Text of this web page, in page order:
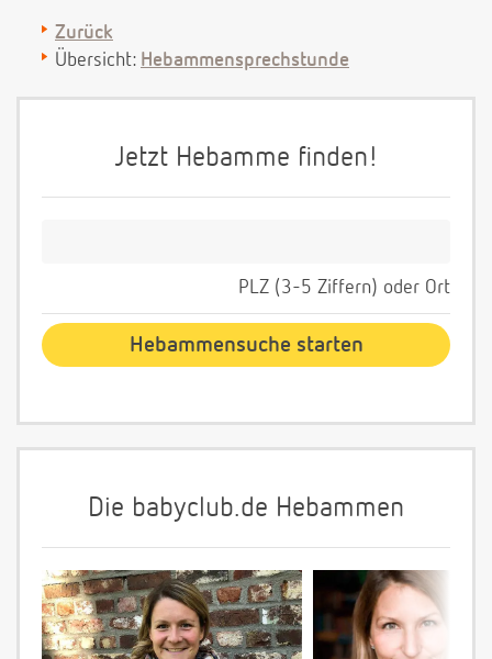
Zurück
Übersicht: Hebammensprechstunde
Jetzt Hebamme finden!
PLZ (3-5 Ziffern) oder Ort
Die babyclub.de Hebammen